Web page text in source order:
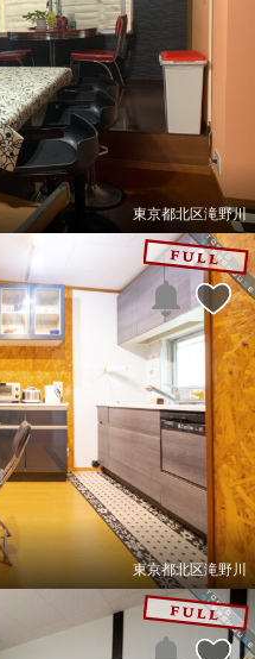
東京都北区滝野川
東京都北区滝野川